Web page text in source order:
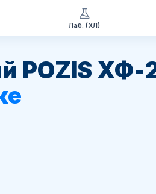
POZIS ХФ-
Лаб. (ХЛ)